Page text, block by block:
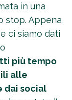
in una
stop. Appena
ci siamo dati
più tempo
alle
dai social